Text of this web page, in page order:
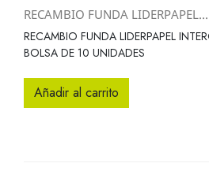
RECAMBIO FUNDA LIDERPAPEL...
RECAMBIO FUNDA LIDERPAPEL
BOLSA DE 10 UNIDADES
Añadir al carrito